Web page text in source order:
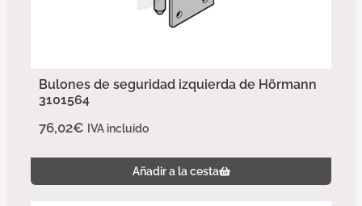
Bulones de seguridad izquierda de Hörmann
3101564
76,02€ IVA incluido
Añadir a la cesta